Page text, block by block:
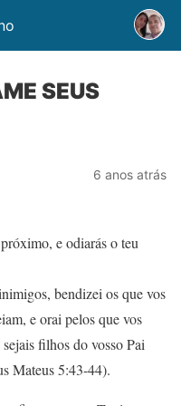
SEUS
6 anos atrás
e odiarás o teu
bendizei os que vos
e orai pelos que vos
filhos do vosso Pai
Mateus 5:43-44).